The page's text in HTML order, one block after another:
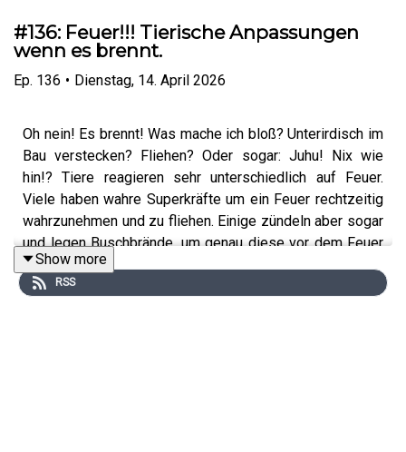
#136: Feuer!!! Tierische Anpassungen
wenn es brennt.
Ep. 136 • Dienstag, 14. April 2026
Oh nein! Es brennt! Was mache ich bloß? Unterirdisch im
Bau verstecken? Fliehen? Oder sogar: Juhu! Nix wie
hin!? Tiere reagieren sehr unterschiedlich auf Feuer.
Viele haben wahre Superkräfte um ein Feuer rechtzeitig
wahrzunehmen und zu fliehen. Einige zündeln aber sogar
und legen Buschbrände, um genau diese vor dem Feuer
fliehenden Tiere zu erbeuten. Andere legen ihre Eier nach
einem Brand gezielt in die noch glimmenden Stämme
Show more
RSS